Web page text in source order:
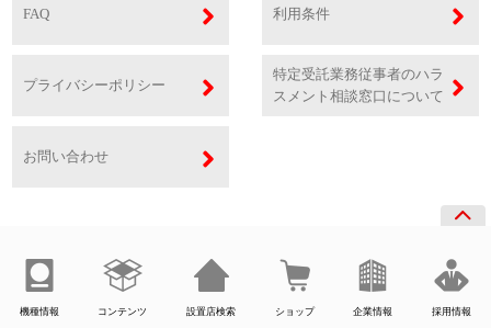
機種情報 コンテンツ 設置店検索 ショップ 企業情報 採用情報
FAQ 利用条件
プライバシーポリシー
特定受託業務従事者のハラ
スメント相談窓口について
お問い合わせ